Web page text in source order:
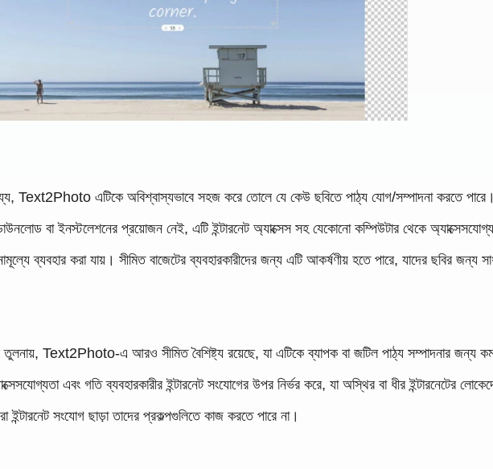
Text2Photo এটিকে অবিশ্বাস্যভাবে সহজ করে তোলে যে কেউ ছবিতে পাঠ্য যোগ/সম্পাদনা করতে পারে।
বা ইনস্টলেশনের প্রয়োজন নেই, এটি ইন্টারনেট অ্যাক্সেস সহ যেকোনো কম্পিউটার থেকে
ব্যবহার করা যায়। সীমিত বাজেটের ব্যবহারকারীদের জন্য এটি আকর্ষণীয় হতে পারে, যাদের ছবির জন্য
তুলনায়, Text2Photo-এ আরও সীমিত বৈশিষ্ট্য রয়েছে, যা এটিকে ব্যাপক বা জটিল পাঠ্য সম্পাদনার
এবং গতি ব্যবহারকারীর ইন্টারনেট সংযোগের উপর নির্ভর করে, যা অস্থির বা ধীর ইন্টারনেটের
সংযোগ ছাড়া তাদের প্রকল্পগুলিতে কাজ করতে পারে না।